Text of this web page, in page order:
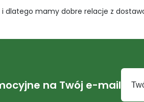
dlatego mamy dobre relacje z
na Twój e-mail